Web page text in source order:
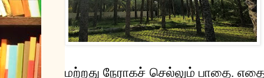
மற்றது நேராகச் செல்லும் பாதை.